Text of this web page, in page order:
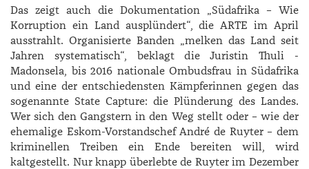
Das zeigt auch die Dokumentation „Süd­afrika – Wie
Korruption ein Land ausplündert“, die ARTE im April
ausstrahlt. Organisierte Banden „melken das Land seit
Jahren systematisch“, beklagt die Juristin ­Thuli ­
Madonsela, bis 2016 nationale Ombudsfrau in Südafrika
und eine der entschiedensten Kämpferinnen gegen das
sogenannte State Capture: die Plünderung des Landes.
Wer sich den Gangstern in den Weg stellt oder – wie der
ehemalige Eskom-­Vorstandschef ­André de ­Ruyter – dem
kriminellen Treiben ein Ende bereiten will, wird
kaltgestellt. Nur knapp überlebte de ­Ruyter im Dezember